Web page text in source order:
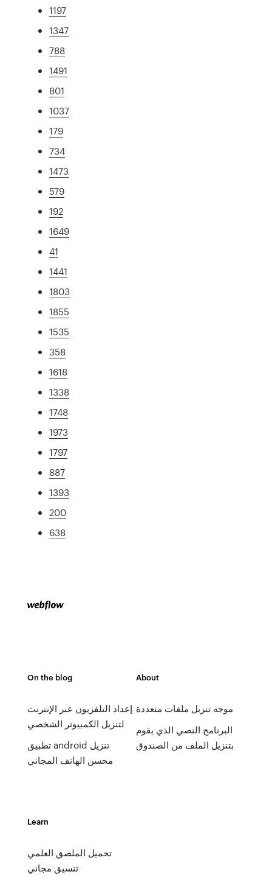
1197
1347
788
1491
801
1037
179
734
1473
579
192
1649
41
1441
1803
1855
1535
358
1618
1338
1748
1973
1797
887
1393
200
638
On the blog
إعداد التلفزيون عبر الإنترنت
لتنزيل الكمبيوتر الشخصي
تطبيق android تنزيل
محسن الهاتف المجاني
About
موجه تنزيل ملفات متعددة
البرنامج النصي الذي يقوم
بتنزيل الملف من الصندوق
Learn
تحميل الملصق العلمي
تنسيق مجاني